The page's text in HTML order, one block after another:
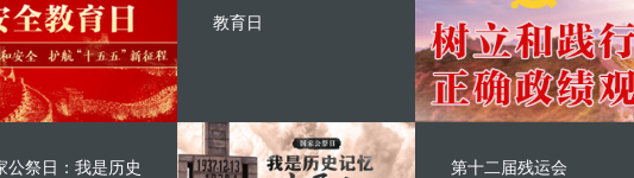
教育日
公祭日：我是历史
第十二届残运会